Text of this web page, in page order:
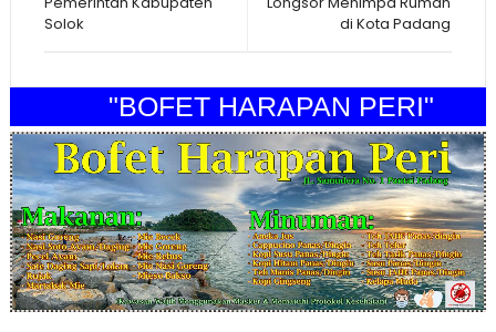
di Kota Padang
Solok
"BOFET HARAPAN PERI"